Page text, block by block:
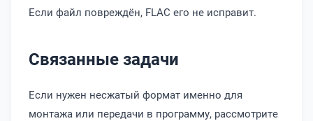
Если файл повреждён, FLAC его не исправит.
Связанные задачи
Если нужен несжатый формат именно для
монтажа или передачи в программу, рассмотрите